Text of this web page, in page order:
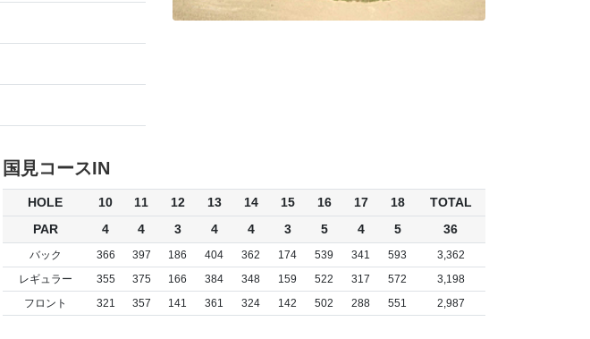
国見コースIN
HOLE 10 11 12 13 14 15 16 17 18
TOTAL
PAR
4 4 3 4 4 3 5 4 5 36
バック 366 397 186 404 362 174 539 341 593
3,362
レギュラー
355 375 166 384 348 159 522 317 572
3,198
フロント
321 357 141 361 324 142 502 288 551 2,987